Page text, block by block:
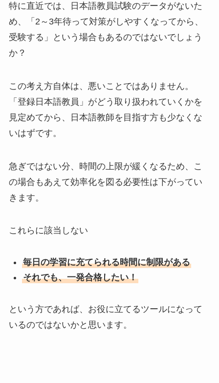
特に直近では、日本語教員試験のデータがないた
め、「2～3年待って対策がしやすくなってから、
受験する」という場合もあるのではないでしょう
か？
この考え方自体は、悪いことではありません。
「登録日本語教員」がどう取り扱われていくかを
見定めてから、日本語教師を目指す方も少なくな
いはずです。
急ぎではない分、時間の上限が緩くなるため、こ
の場合もあえて効率化を図る必要性は下がってい
きます。
これらに該当しない
毎日の学習に充てられる時間に制限がある
それでも、一発合格したい！
という方であれば、お役に立てるツールになって
いるのではないかと思います。